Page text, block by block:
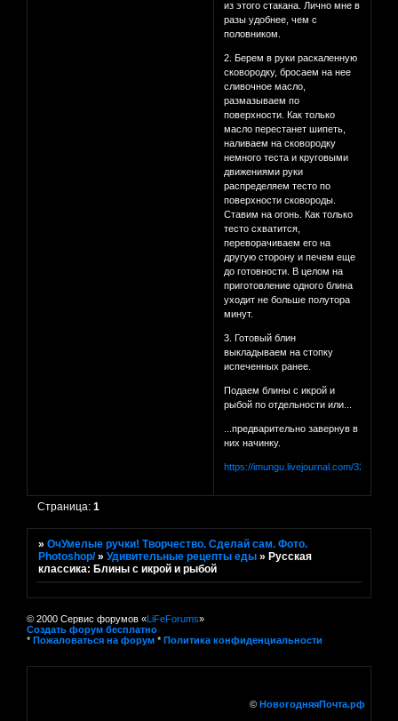
из этого стакана. Лично мне в
разы удобнее, чем с
половником.
2. Берем в руки раскаленную
сковородку, бросаем на нее
сливочное масло,
размазываем по
поверхности. Как только
масло перестанет шипеть,
наливаем на сковородку
немного теста и круговыми
движениями руки
распределяем тесто по
поверхности сковороды.
Ставим на огонь. Как только
тесто схватится,
переворачиваем его на
другую сторону и печем еще
до готовности. В целом на
приготовление одного блина
уходит не больше полутора
минут.
3. Готовый блин
выкладываем на стопку
испеченных ранее.
Подаем блины с икрой и
рыбой по отдельности или...
...предварительно завернув в
них начинку.
https://imungu.livejournal.com/
Страница:1
»ОчУмелые ручки! Творчество. Сделай сам. Фото.
Photoshop/ »Удивительные рецепты еды »Русская
классика: Блины с икрой и рыбой
© 2000 Сервис форумов «LiFeForums»
Создать форум бесплатно
* Пожаловаться на форум * Политика конфиденциальности
© НовогодняяПочта.рф